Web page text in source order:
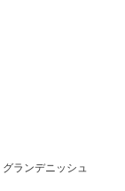
ランデニッシュ